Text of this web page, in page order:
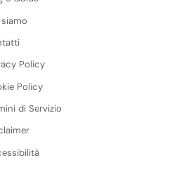
Policy
Policy
di Servizio